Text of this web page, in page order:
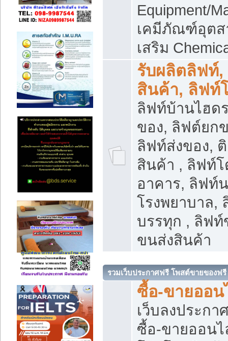
Equipment/
เคมีภัณฑ์อุตส
เสริม
รับผลิตลิฟท์
สินค้า, ลิฟท์
ลิฟท์บ้านไฮด
ของ, ลิฟต์ยก
ลิฟท์ส่งของ,
สินค้า , ลิฟท์
อาคาร, ลิฟท์
โรงพยาบาล,
บรรทุก , ลิฟ
ขนส่งสินค้า
รวมเว็บประกาศฟรี โพสต์ขายของฟรี
ซื้อ-ขายออน
เว็บลงประก
ซื้อ-ขายออน